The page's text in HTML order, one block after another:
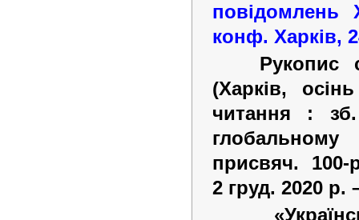
повідомлень
конф. Харків,
Рукопис
(Харків,
читання :
глобальному
присвяч.
2 груд. 2020 р.